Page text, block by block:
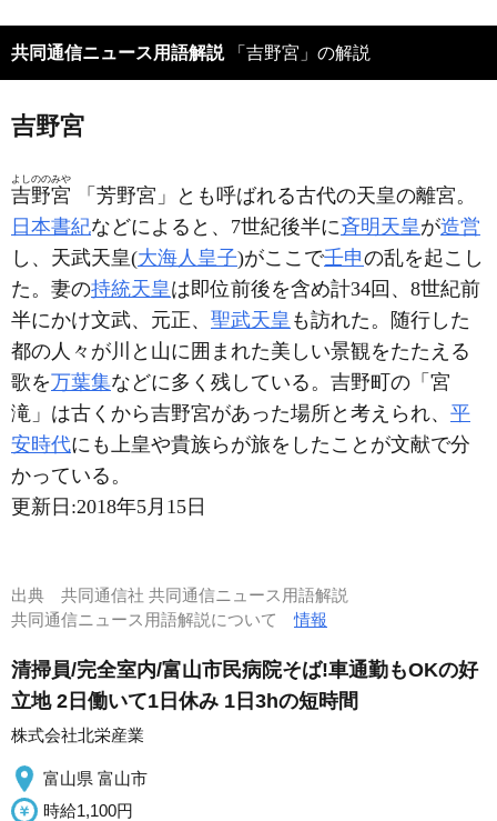
共同通信ニュース用語解説 「吉野宮」の解説
吉野宮
吉野宮
よしののみや
「芳野宮」とも呼ばれる古代の天皇の離宮。
日本書紀などによると、7世紀後半に斉明天皇が造営
し、天武天皇(大海人皇子)がここで壬申の乱を起こし
た。妻の持統天皇は即位前後を含め計34回、8世紀前
半にかけ文武、元正、 聖武天皇 も訪れた。随行した
都の人々が川と山に囲まれた美しい景観をたたえる
歌を万葉集などに多く残している。吉野町の「宮
滝」は古くから吉野宮があった場所と考えられ、 平
安時代にも上皇や貴族らが旅をしたことが文献で分
かっている。
更新日:2018年5月15日
出典 共同通信社 共同通信ニュース用語解説
共同通信ニュース用語解説について情報
清掃員/完全室内/富山市民病院そば!車通勤もOKの好
立地 2日働いて1日休み 1日3hの短時間
株式会社北栄産業
富山県 富山市
時給1,100円